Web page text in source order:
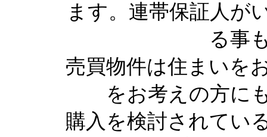
ます。連帯保証人が
る事
売買物件は住まいを
をお考えの方に
購入を検討されてい